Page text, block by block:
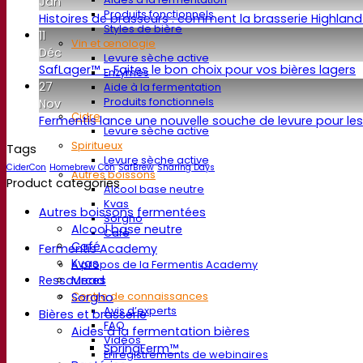
Produits fonctionnels
Styles de bière
Vin et œnologie
Levure sèche active
Enzymes
Aide à la fermentation
Produits fonctionnels
Cidre
Levure sèche active
Spiritueux
Levure sèche active
Autres boissons
Alcool base neutre
Kvas
Sorgho
Café
Fermentis Academy
A propos de la Fermentis Academy
Ressources
Centre de connaissances
Avis d’experts
FAQ
Vidéos
Enregistrements de webinaires
Histoires de brasseurs : comment la brasserie
11
Déc
SafLager™ – Faites le bon choix pour vos bières lagers
27
Nov
Fermentis lance une nouvelle souche de levure pour
Tags
CiderCon Homebrew Con SafBrew Sharing Days
Product categories
Autres boissons fermentées
Alcool base neutre
Café
Kvas
Mead
Sorgho
Bières et brasserie
Aides à la fermentation bières
SpringFerm™